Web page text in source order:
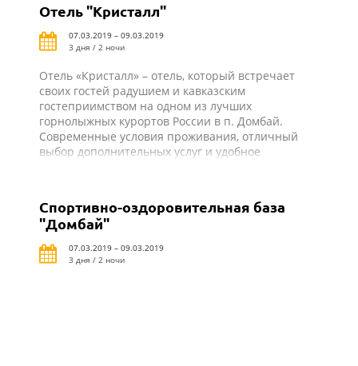
Отель "Кристалл"
07.03.2019 – 09.03.2019
3 дня / 2 ночи
Отель «Кристалл» – отель, который встречает
своих гостей радушием и кавказским
гостеприимством на одном из лучших
горнолыжных курортов России в п. Домбай.
Современные условия проживания, отличный
выбор дополнительных услуг и удобное
Спортивно-оздоровительная база
"Домбай"
07.03.2019 – 09.03.2019
3 дня / 2 ночи